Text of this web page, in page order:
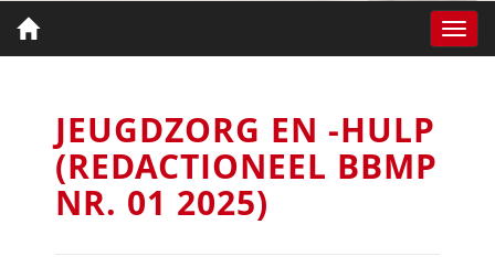
Toggle
JEUGDZORG EN -HULP
(REDACTIONEEL BBMP
NR. 01 2025)